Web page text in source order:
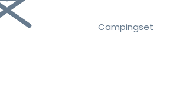
Campingset